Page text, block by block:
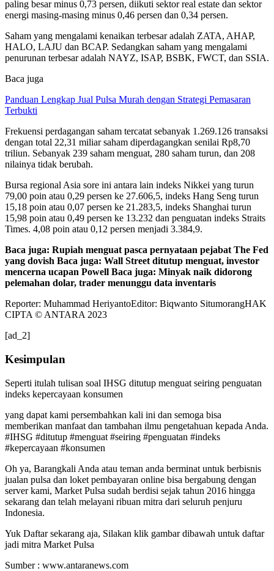
paling besar minus 0,73 persen, diikuti sektor real estate dan sektor
energi masing-masing minus 0,46 persen dan 0,34 persen.
Saham yang mengalami kenaikan terbesar adalah ZATA, AHAP,
HALO, LAJU dan BCAP. Sedangkan saham yang mengalami
penurunan terbesar adalah NAYZ, ISAP, BSBK, FWCT, dan SSIA.
Baca juga
Panduan Lengkap Jual Pulsa Murah dengan Strategi Pemasaran
Terbukti
Frekuensi perdagangan saham tercatat sebanyak 1.269.126 transaksi
dengan total 22,31 miliar saham diperdagangkan senilai Rp8,70
triliun. Sebanyak 239 saham menguat, 280 saham turun, dan 208
nilainya tidak berubah.
Bursa regional Asia sore ini antara lain indeks Nikkei yang turun
79,00 poin atau 0,29 persen ke 27.606,5, indeks Hang Seng turun
15,18 poin atau 0,07 persen ke 21.283,5, indeks Shanghai turun
15,98 poin atau 0,49 persen ke 13.232 dan penguatan indeks Straits
Times. 4,08 poin atau 0,12 persen menjadi 3.384,9.
Baca juga: Rupiah menguat pasca pernyataan pejabat The Fed
yang dovish Baca juga: Wall Street ditutup menguat, investor
mencerna ucapan Powell Baca juga: Minyak naik didorong
pelemahan dolar, trader menunggu data inventaris
Reporter: Muhammad HeriyantoEditor: Biqwanto SitumorangHAK
CIPTA © ANTARA 2023
[ad_2]
Kesimpulan
Seperti itulah tulisan soal IHSG ditutup menguat seiring penguatan
indeks kepercayaan konsumen
yang dapat kami persembahkan kali ini dan semoga bisa
memberikan manfaat dan tambahan ilmu pengetahuan kepada Anda.
#IHSG #ditutup #menguat #seiring #penguatan #indeks
#kepercayaan #konsumen
Oh ya, Barangkali Anda atau teman anda berminat untuk berbisnis
jualan pulsa dan loket pembayaran online bisa bergabung dengan
server kami, Market Pulsa sudah berdisi sejak tahun 2016 hingga
sekarang dan telah melayani ribuan mitra dari seluruh penjuru
Indonesia.
Yuk Daftar sekarang aja, Silakan klik gambar dibawah untuk daftar
jadi mitra Market Pulsa
Sumber : www.antaranews.com